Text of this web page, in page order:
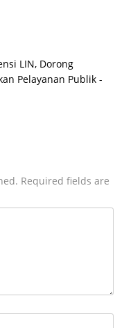
LIN, Dorong
Pelayanan Publik -
Required fields are